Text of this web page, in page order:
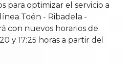
para optimizar el servicio a
Toén - Ribadela -
con nuevos horarios de
y 17:25 horas a partir del